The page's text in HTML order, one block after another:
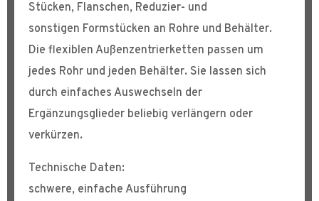
Stücken, Flanschen, Reduzier- und
sonstigen Formstücken an Rohre und Behälter.
Die flexiblen Außenzentrierketten passen um
jedes Rohr und jeden Behälter. Sie lassen sich
durch einfaches Auswechseln der
Ergänzungsglieder beliebig verlängern oder
verkürzen.
Technische Daten:
schwere, einfache Ausführung